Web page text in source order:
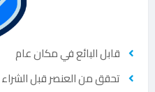
قابل البائع في مكان عام
تحقق من العنصر قبل الشراء